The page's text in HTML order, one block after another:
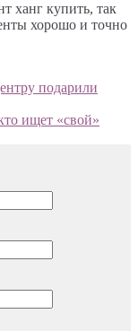
ханг купить, так
хорошо и точно
подарили
ищет «свой»